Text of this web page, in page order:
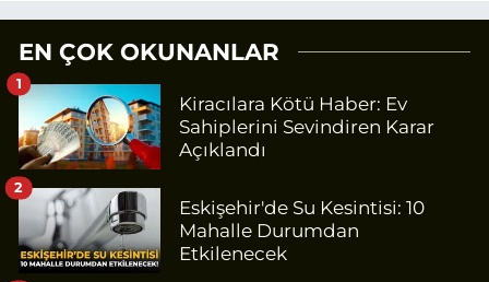
EN ÇOK OKUNANLAR
Kiracılara Kötü Haber: Ev
Sahiplerini Sevindiren Karar
Açıklandı
1
Eskişehir'de Su Kesintisi: 10
Mahalle Durumdan
Etkilenecek
2